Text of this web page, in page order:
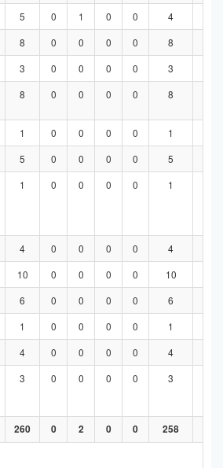
5 0 1 0 0 4
8 0 0 0 0 8
3 0 0 0 0 3
8 0 0 0 0 8
1 0 0 0 0 1
5 0 0 0 0 5
1 0 0 0 0 1
4 0 0 0 0 4
10 0 0 0 0 10
6 0 0 0 0 6
1 0 0 0 0 1
4 0 0 0 0 4
3 0 0 0 0 3
260 0 2 0 0 258